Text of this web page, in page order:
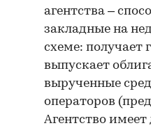
агентства –
закладные на
схеме: получает
выпускает
вырученные
операторов
Агентство